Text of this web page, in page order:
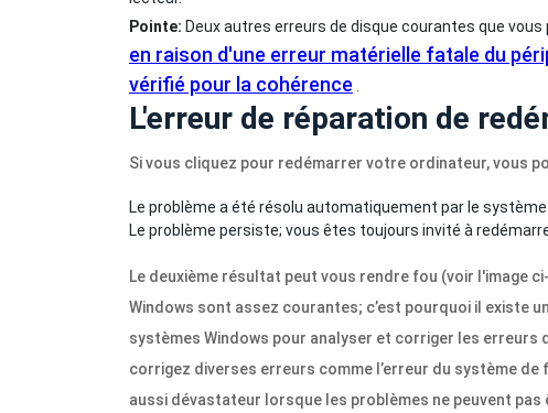
Pointe: Deux autres erreurs de disque courantes que
en raison d'une erreur matérielle fatale du
vérifié pour la cohérence
L'erreur de réparation de
Si vous cliquez pour redémarrer votre ordinateur, vous
Le problème a été résolu automatiquement par le système
Le problème persiste; vous êtes toujours invité à
Le deuxième résultat peut vous rendre fou (voir l'image
Windows sont assez courantes; c’est pourquoi il existe
systèmes Windows pour analyser et corriger les erreurs
corrigez diverses erreurs comme l’erreur du système
aussi dévastateur lorsque les problèmes ne peuvent